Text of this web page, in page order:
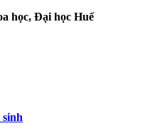
học, Đại học Huế